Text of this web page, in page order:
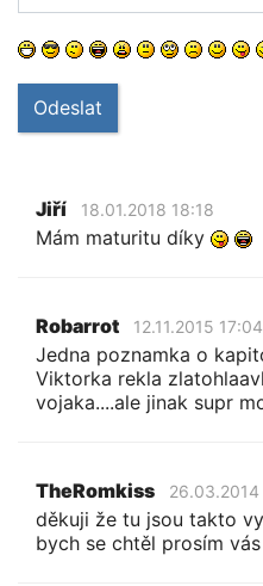
Odeslat
Jiří 18.01.2018 18:18
Mám maturitu díky
Robarrot 12.11.2015 17:04
Jedna poznamka o
Viktorka rekla
vojaka....ale jinak supr
TheRomkiss
děkuji že tu jsou takto
bych se chtěl prosím